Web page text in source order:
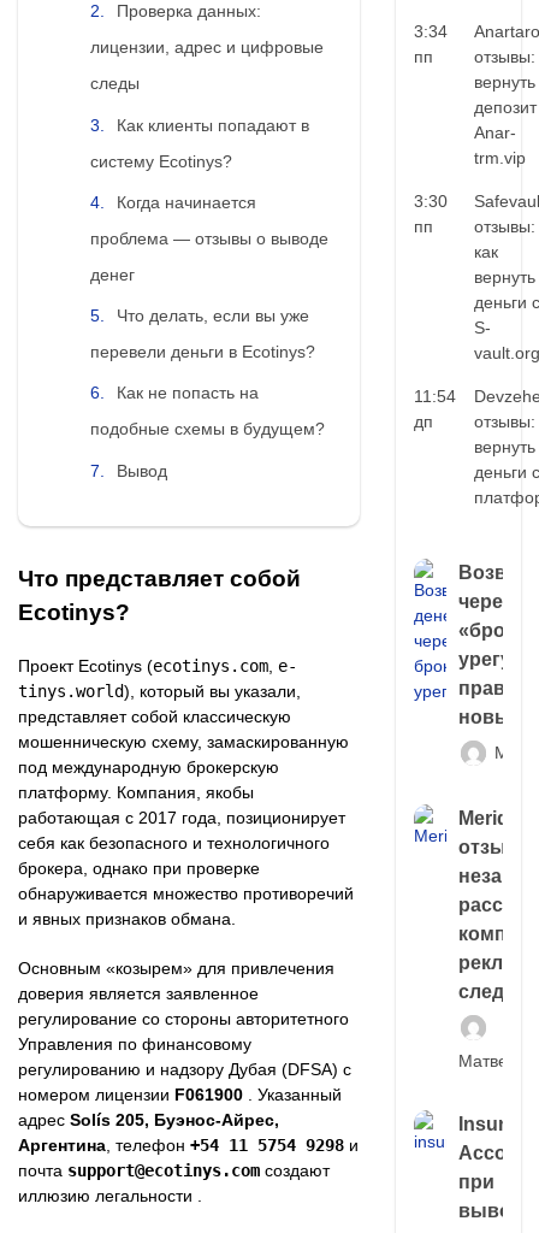
Проверка данных:
лицензии, адрес и цифровые
следы
Как клиенты попадают в
систему Ecotinys?
Когда начинается
проблема — отзывы о выводе
денег
Что делать, если вы уже
перевели деньги в Ecotinys?
Как не попасть на
подобные схемы в будущем?
Вывод
Что представляет собой
Ecotinys?
Проект Ecotinys (ecotinys.com e-
tinys.world), который вы указали,
представляет собой классическую
мошенническую схему, замаскированную
под международную брокерскую
платформу. Компания, якобы
работающая с 2017 года, позиционирует
себя как безопасного и технологичного
брокера, однако при проверке
обнаруживается множество противоречий
и явных признаков обмана.
Основным «козырем» для привлечения
доверия является заявленное
регулирование со стороны авторитетного
Управления по финансовому
регулированию и надзору Дубая (DFSA) с
номером лицензии F061900 . Указанный
адрес Solís 205, Буэнос-Айрес,
Аргентина , телефон +54 11 5754 9298 и
почта support@ecotinys.com создают
иллюзию легальности .
3:34
пп
отзывы:
вернуть
Anar-
trm.vip
3:30
пп
отзывы:
как
вернуть
деньги с
S-
vault.org
11:54
дп
отзывы:
вернуть
деньги с
через
правда
новый
следа
Матвей
Account
при
выводе